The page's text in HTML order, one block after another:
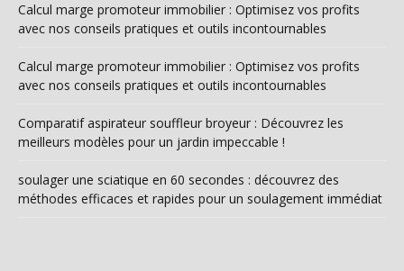
Calcul marge promoteur immobilier : Optimisez vos profits
avec nos conseils pratiques et outils incontournables
Calcul marge promoteur immobilier : Optimisez vos profits
avec nos conseils pratiques et outils incontournables
Comparatif aspirateur souffleur broyeur : Découvrez les
meilleurs modèles pour un jardin impeccable !
soulager une sciatique en 60 secondes : découvrez des
méthodes efficaces et rapides pour un soulagement immédiat